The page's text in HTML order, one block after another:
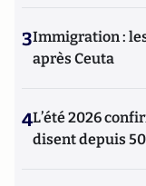
3Immigration :
après Ceuta
4L’été 2026
disent depuis